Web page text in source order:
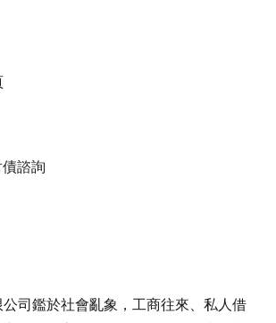
諮詢
司鑑於社會亂象，工商往來、私人借